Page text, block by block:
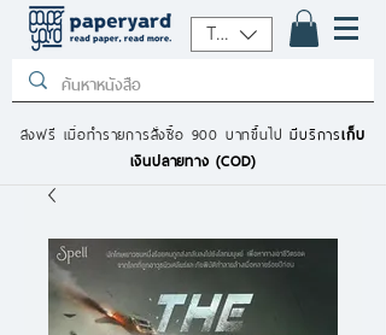
THB (฿)
ส่งฟรี เมื่อทำรายการสั่งซื้อ 900 บาทขึ้นไปมีบริการเก็บ
เงินปลายทาง (COD)